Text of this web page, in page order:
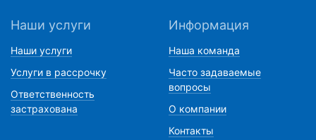
Наши услуги
Наши услуги
Услуги в рассрочку
Ответственность
застрахована
Информация
Наша команда
Часто задаваемые
вопросы
О компании
Контакты